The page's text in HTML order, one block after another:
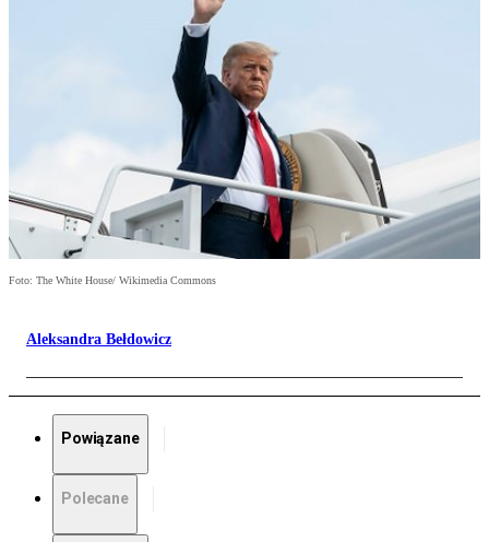
Foto: The White House/ Wikimedia Commons
Aleksandra Bełdowicz
Powiązane
Polecane